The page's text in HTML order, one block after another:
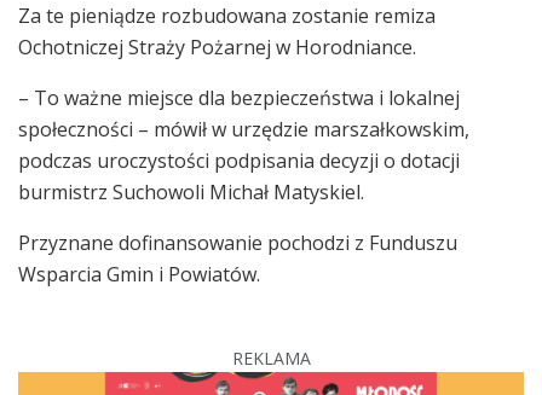
Za te pieniądze rozbudowana zostanie remiza
Ochotniczej Straży Pożarnej w Horodniance.
– To ważne miejsce dla bezpieczeństwa i lokalnej
społeczności – mówił w urzędzie marszałkowskim,
podczas uroczystości podpisania decyzji o dotacji
burmistrz Suchowoli Michał Matyskiel.
Przyznane dofinansowanie pochodzi z Funduszu
Wsparcia Gmin i Powiatów.
REKLAMA